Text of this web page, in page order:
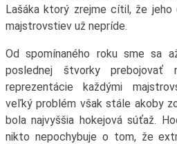
Lašáka ktorý zrejme cítil, že jeho
majstrovstiev už nepríde.
Od spomínaného roku sme sa
poslednej štvorky prebojovať
reprezentácie každými
veľký problém však stále akoby
bola najvyššia hokejová súťaž.
nikto nepochybuje o tom, že